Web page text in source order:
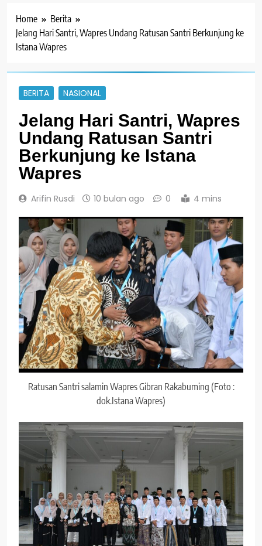
Home
Berita
Jelang Hari Santri, Wapres Undang Ratusan Santri Berkunjung ke
Istana Wapres
BERITA NASIONAL
Jelang Hari Santri, Wapres
Undang Ratusan Santri
Berkunjung ke Istana
Wapres
Arifin Rusdi 10 bulan ago 0 4 mins
Ratusan Santri salamin Wapres Gibran Rakabuming (Foto :
dok.Istana Wapres)